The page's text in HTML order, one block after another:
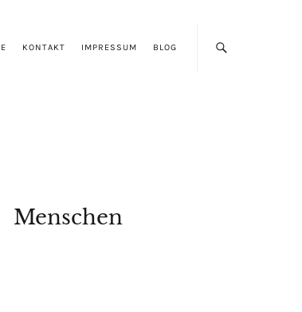
KONTAKT IMPRESSUM BLOG
Menschen